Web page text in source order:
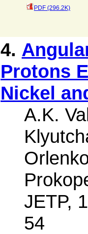
PDF (296.2K)
4.
Protons
Nickel
A.K.
JETP,
54